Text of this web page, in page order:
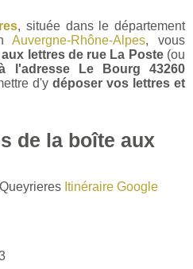
, située dans le département
Auvergne-Rhône-Alpes, vous
aux lettres de rue La Poste(ou
l'adresse Le Bourg 43260
d'y déposer vos lettres et
de la boîte aux
Itinéraire Google